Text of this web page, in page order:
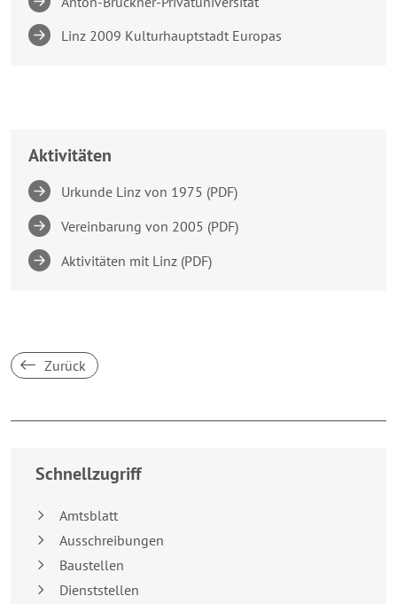
Linz 2009 Kulturhauptstadt Europas
Aktivitäten
Urkunde Linz von 1975 (PDF)
Vereinbarung von 2005 (PDF)
Aktivitäten mit Linz (PDF)
Zurück
Schnellzugriff
Amtsblatt
Ausschreibungen
Baustellen
Dienststellen